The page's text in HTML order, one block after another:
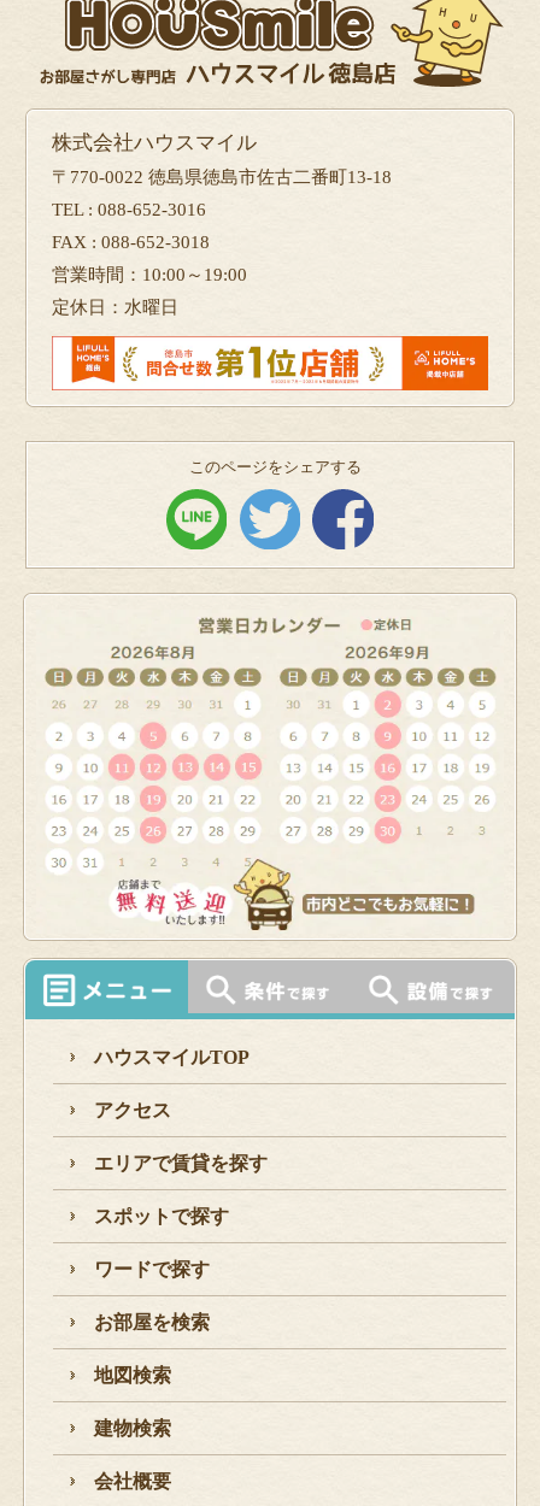
株式会社ハウスマイル
〒770-0022 徳島県徳島市佐古二番町13-18
TEL : 088-652-3016
FAX : 088-652-3018
営業時間：10:00～19:00
定休日：水曜日
このページをシェアする
ハウスマイルTOP
アクセス
エリアで賃貸を探す
スポットで探す
ワードで探す
お部屋を検索
地図検索
建物検索
会社概要